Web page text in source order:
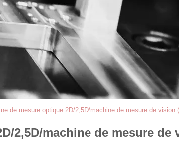
de mesure optique 2D/2,5D/machine de mesure de vision
2,5D/machine de mesure